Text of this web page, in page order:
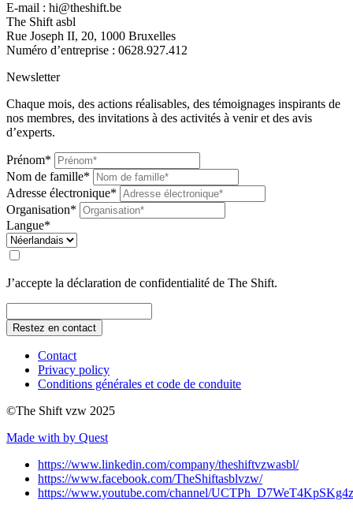
E-mail : hi@theshift.be
The Shift asbl
Rue Joseph II, 20, 1000 Bruxelles
Numéro d’entreprise : 0628.927.412
Newsletter
Chaque mois, des actions réalisables, des témoignages inspirants de
nos membres, des invitations à des activités à venir et des avis
d’experts.
Prénom*
Nom de famille*
Adresse électronique*
Organisation*
Langue*
J’accepte la déclaration de confidentialité de The Shift.
Restez en contact
Contact
Privacy policy
Conditions générales et code de conduite
©The Shift vzw 2025
Made with by Quest
https://www.linkedin.com/company/theshiftvzwasbl/
https://www.facebook.com/TheShiftasblvzw/
https://www.youtube.com/channel/